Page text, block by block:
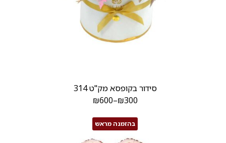
סידור בקופסא מק"ט 314
₪300
–
₪600
בהזמנה מראש